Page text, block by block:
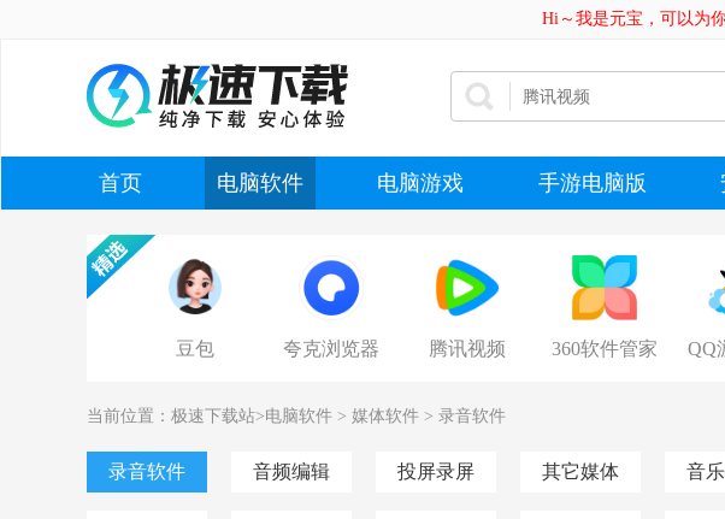
Hi～我是元宝，可以为
首页 电脑软件 电脑游戏 手游电脑版
豆包 夸克浏览器 腾讯视频 360软件管家 QQ
当前位置： 极速下载站>电脑软件 > 媒体软件 > 录音软件
录音软件 音频编辑 投屏录屏 其它媒体 音